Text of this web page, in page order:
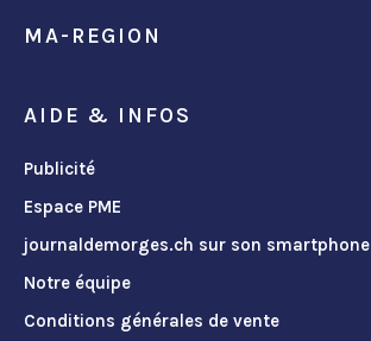
MA-REGION
AIDE & INFOS
Publicité
Espace PME
journaldemorges.ch sur son smartphone
Notre équipe
Conditions générales de vente